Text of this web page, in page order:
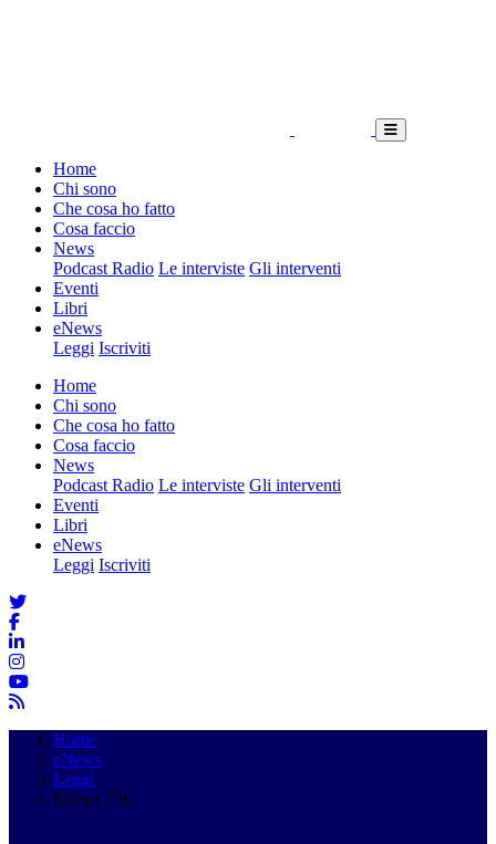
Home
Chi sono
Che cosa ho fatto
Cosa faccio
News
Podcast Radio Le interviste Gli interventi
Eventi
Libri
eNews
Leggi Iscriviti
Home
Chi sono
Che cosa ho fatto
Cosa faccio
News
Podcast Radio Le interviste Gli interventi
Eventi
Libri
eNews
Leggi Iscriviti
Home
eNews
Leggi
Enews 736